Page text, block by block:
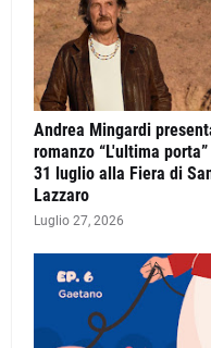
Andrea Mingardi
romanzo “L'ultima
31 luglio alla Fiera di
Lazzaro
Luglio 27, 2026